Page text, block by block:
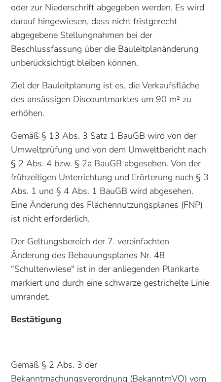
oder zur Niederschrift abgegeben werden. Es wird
darauf hingewiesen, dass nicht fristgerecht
abgegebene Stellungnahmen bei der
Beschlussfassung über die Bauleitplanänderung
unberücksichtigt bleiben können.
Ziel der Bauleitplanung ist es, die Verkaufsfläche
des ansässigen Discountmarktes um 90 m² zu
erhöhen.
Gemäß § 13 Abs. 3 Satz 1 BauGB wird von der
Umweltprüfung und von dem Umweltbericht nach
§ 2 Abs. 4 bzw. § 2a BauGB abgesehen. Von der
frühzeitigen Unterrichtung und Erörterung nach § 3
Abs. 1 und § 4 Abs. 1 BauGB wird abgesehen.
Eine Änderung des Flächennutzungsplanes (FNP)
ist nicht erforderlich.
Der Geltungsbereich der 7. vereinfachten
Änderung des Bebauungsplanes Nr. 48
"Schultenwiese" ist in der anliegenden Plankarte
markiert und durch eine schwarze gestrichelte Linie
umrandet.
Bestätigung
Gemäß § 2 Abs. 3 der
Bekanntmachungsverordnung (BekanntmVO) vom